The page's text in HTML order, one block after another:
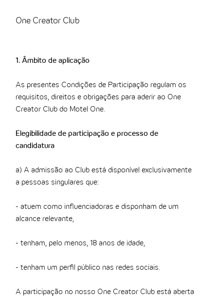
THE CLOUD ONE EM LISBOA
One Creator Club
1. Âmbito de aplicação
As presentes Condições de Participação regulam os
requisitos, direitos e obrigações para aderir ao One
Creator Club do Motel One.
Elegibilidade de participação e processo de
candidatura
a) A admissão ao Club está disponível exclusivamente
a pessoas singulares que:
- atuem como influenciadoras e disponham de um
alcance relevante,
- tenham, pelo menos, 18 anos de idade,
- tenham um perfil público nas redes sociais.
A participação no nosso One Creator Club está aberta